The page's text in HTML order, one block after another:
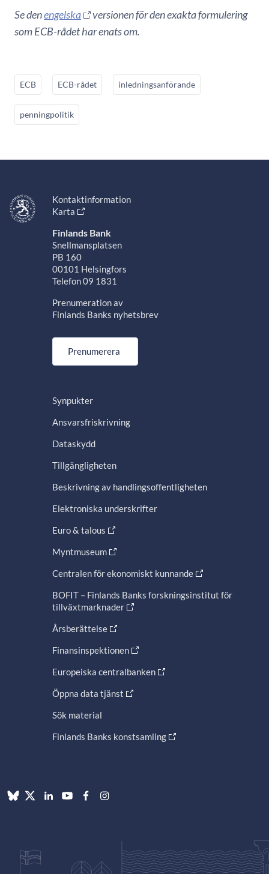
Se denengelska
versionen för den exakta formulering
som ECB-rådet har enats om.
ECB ECB-rådet inledningsanförande
penningpolitik
Kontaktinformation
Karta
Finlands Bank
Snellmansplatsen
PB 160
00101 Helsingfors
Telefon 09 1831
Prenumeration av
Finlands Banks nyhetsbrev
Prenumerera
Synpukter
Ansvarsfriskrivning
Dataskydd
Tillgängligheten
Beskrivning av handlingsoffentligheten
Elektroniska underskrifter
Euro & talous
Myntmuseum
Centralen för ekonomiskt kunnande
BOFIT – Finlands Banks forskningsinstitut för
tillväxtmarknader
Årsberättelse
Finansinspektionen
Europeiska centralbanken
Öppna data tjänst
Sök material
Finlands Banks konstsamling